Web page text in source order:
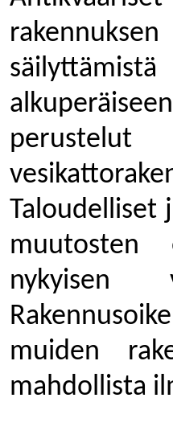
perustelut
Taloudelliset
muutosten
nykyisen
muiden
mahdollista